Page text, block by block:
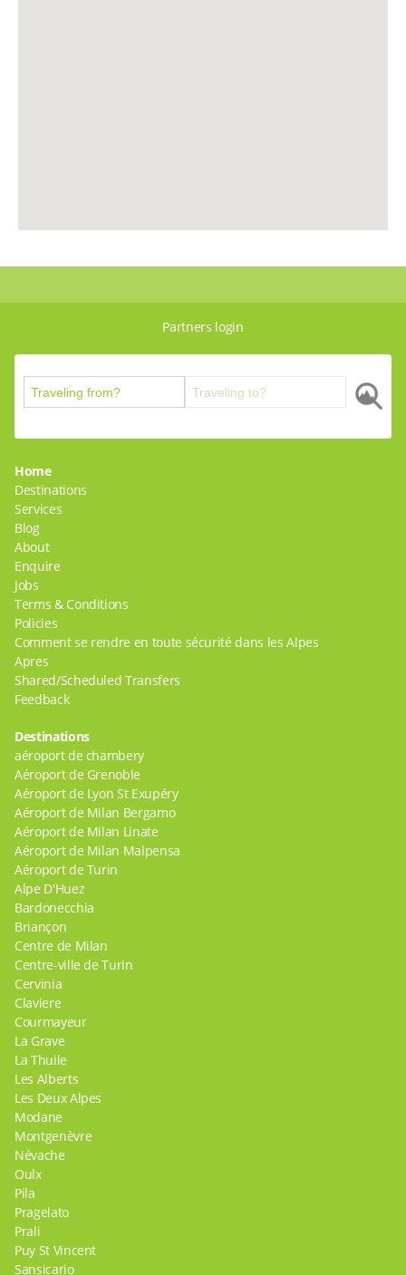
Partners login
Home
Destinations
Services
Blog
About
Enquire
Jobs
Terms & Conditions
Policies
Comment se rendre en toute sécurité dans les Alpes
Apres
Shared/Scheduled Transfers
Feedback
Destinations
aéroport de chambery
Aéroport de Grenoble
Aéroport de Lyon St Exupéry
Aéroport de Milan Bergamo
Aéroport de Milan Linate
Aéroport de Milan Malpensa
Aéroport de Turin
Alpe D'Huez
Bardonecchia
Briançon
Centre de Milan
Centre-ville de Turin
Cervinia
Claviere
Courmayeur
La Grave
La Thuile
Les Alberts
Les Deux Alpes
Modane
Montgenèvre
Névache
Oulx
Pila
Pragelato
Prali
Puy St Vincent
Sansicario